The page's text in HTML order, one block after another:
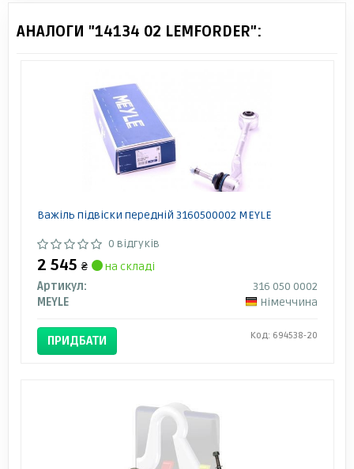
АНАЛОГИ "14134 02 LEMFORDER":
Важіль підвіски передній 3160500002 MEYLE
0 відгуків
2 545 ₴
на складі
Артикул:
316 050 0002
MEYLE
Німеччина
ПРИДБАТИ Код: 694538-20